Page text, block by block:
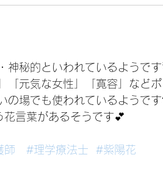
神秘的といわれているようで
「元気な女性」「寛容」など
の場でも使われているようです
言葉があるそうです💕
師 #理学療法士 #紫陽花